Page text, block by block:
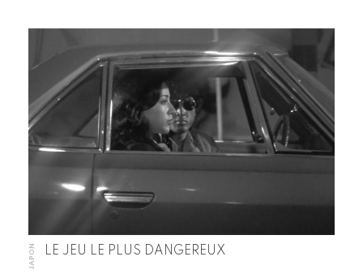
JAPON LE JEU LE PLUS DANGEREUX